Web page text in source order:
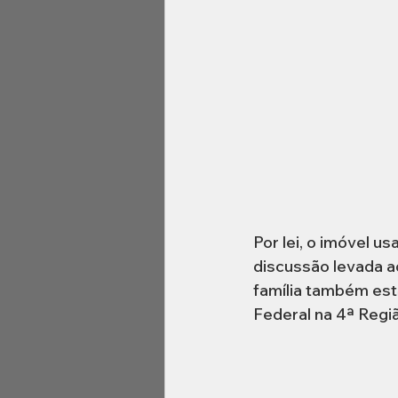
Por lei, o imóvel
discussão levada
família também
Federal na 4ª